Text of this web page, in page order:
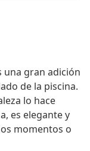
una gran adición
de la piscina.
lo hace
es elegante y
momentos o